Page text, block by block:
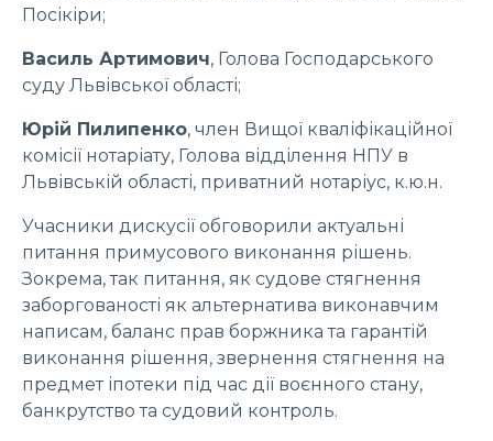
Посікіри;
Василь Артимович, Голова Господарського
суду Львівської області;
Юрій Пилипенко, член Вищої кваліфікаційної
комісії нотаріату, Голова відділення НПУ в
Львівській області, приватний нотаріус, к.ю.н.
Учасники дискусії обговорили актуальні
питання примусового виконання рішень.
Зокрема, так питання, як судове стягнення
заборгованості як альтернатива виконавчим
написам, баланс прав боржника та гарантій
виконання рішення, звернення стягнення на
предмет іпотеки під час дії воєнного стану,
банкрутство та судовий контроль.